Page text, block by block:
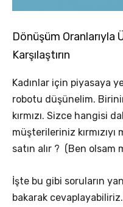
Dönüşüm Oranlarıyla
Karşılaştırın
Kadınlar için piyasaya
robotu düşünelim.
kırmızı. Sizce hangisi
müşterileriniz
satın alır ? (Ben olsam
İşte bu gibi soruların
bakarak